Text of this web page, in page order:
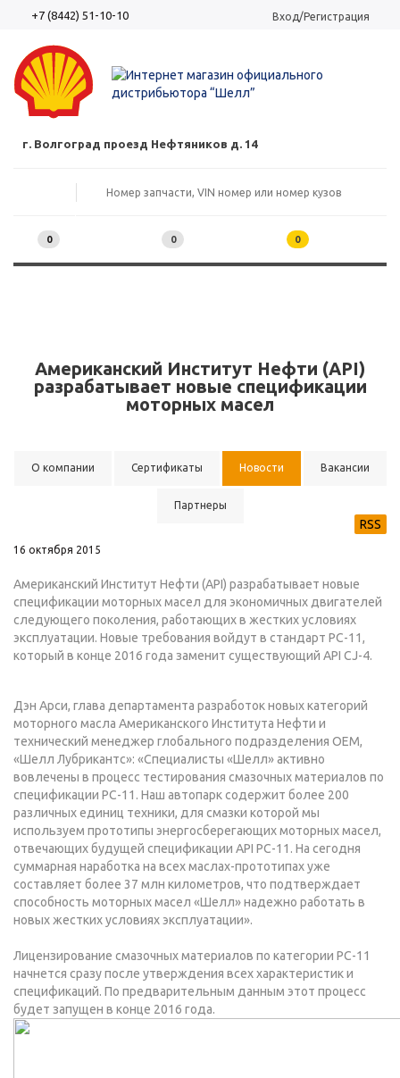
+7 (8442) 51-10-10 Вход/Регистрация
г. Волгоград проезд Нефтяников д. 14
0 0 0
Американский Институт Нефти (API)
разрабатывает новые спецификации
моторных масел
О компании Сертификаты Новости Вакансии
Партнеры
RSS
16 октября 2015
Американский Институт Нефти (API) разрабатывает новые
спецификации моторных масел для экономичных двигателей
следующего поколения, работающих в жестких условиях
эксплуатации. Новые требования войдут в стандарт PC-11,
который в конце 2016 года заменит существующий API CJ-4.
Дэн Арси, глава департамента разработок новых категорий
моторного масла Американского Института Нефти и
технический менеджер глобального подразделения OEM,
«Шелл Лубрикантс»: «Специалисты «Шелл» активно
вовлечены в процесс тестирования смазочных материалов по
спецификации PC-11. Наш автопарк содержит более 200
различных единиц техники, для смазки которой мы
используем прототипы энергосберегающих моторных масел,
отвечающих будущей спецификации API PC-11. На сегодня
суммарная наработка на всех маслах-прототипах уже
составляет более 37 млн километров, что подтверждает
способность моторных масел «Шелл» надежно работать в
новых жестких условиях эксплуатации».
Лицензирование смазочных материалов по категории PC-11
начнется сразу после утверждения всех характеристик и
спецификаций. По предварительным данным этот процесс
будет запущен в конце 2016 года.